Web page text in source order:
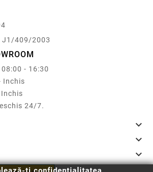
J1/409/2003
- 16:30
Inchis
Inchis
24/7.


